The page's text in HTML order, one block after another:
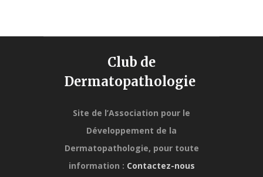
Club de
Dermatopathologie
Site de l’Association pour le
Développement de la
Dermatopathologie, pour toute
information : Contactez-nous